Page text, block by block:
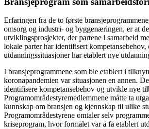
Erfaringen fra de to første
omsorg og industri- og byggenæringen, er at
utviklingsprosjekter, der partene i samarbeid
lokale parter har identifisert kompetansebehov,
utdanningssituasjoner har etablert nye
I bransjeprogrammene som ble etablert i
koronapandemien var situasjonen en annen.
identifisere kompetansebehov og utvikle nye
Programområdestyremedlemmene måtte ta
kunnskap om bransjen og kjennskap til ulike
Programområdestyrene omtaler selv
kriseprogram, hvor formålet var å få etablert